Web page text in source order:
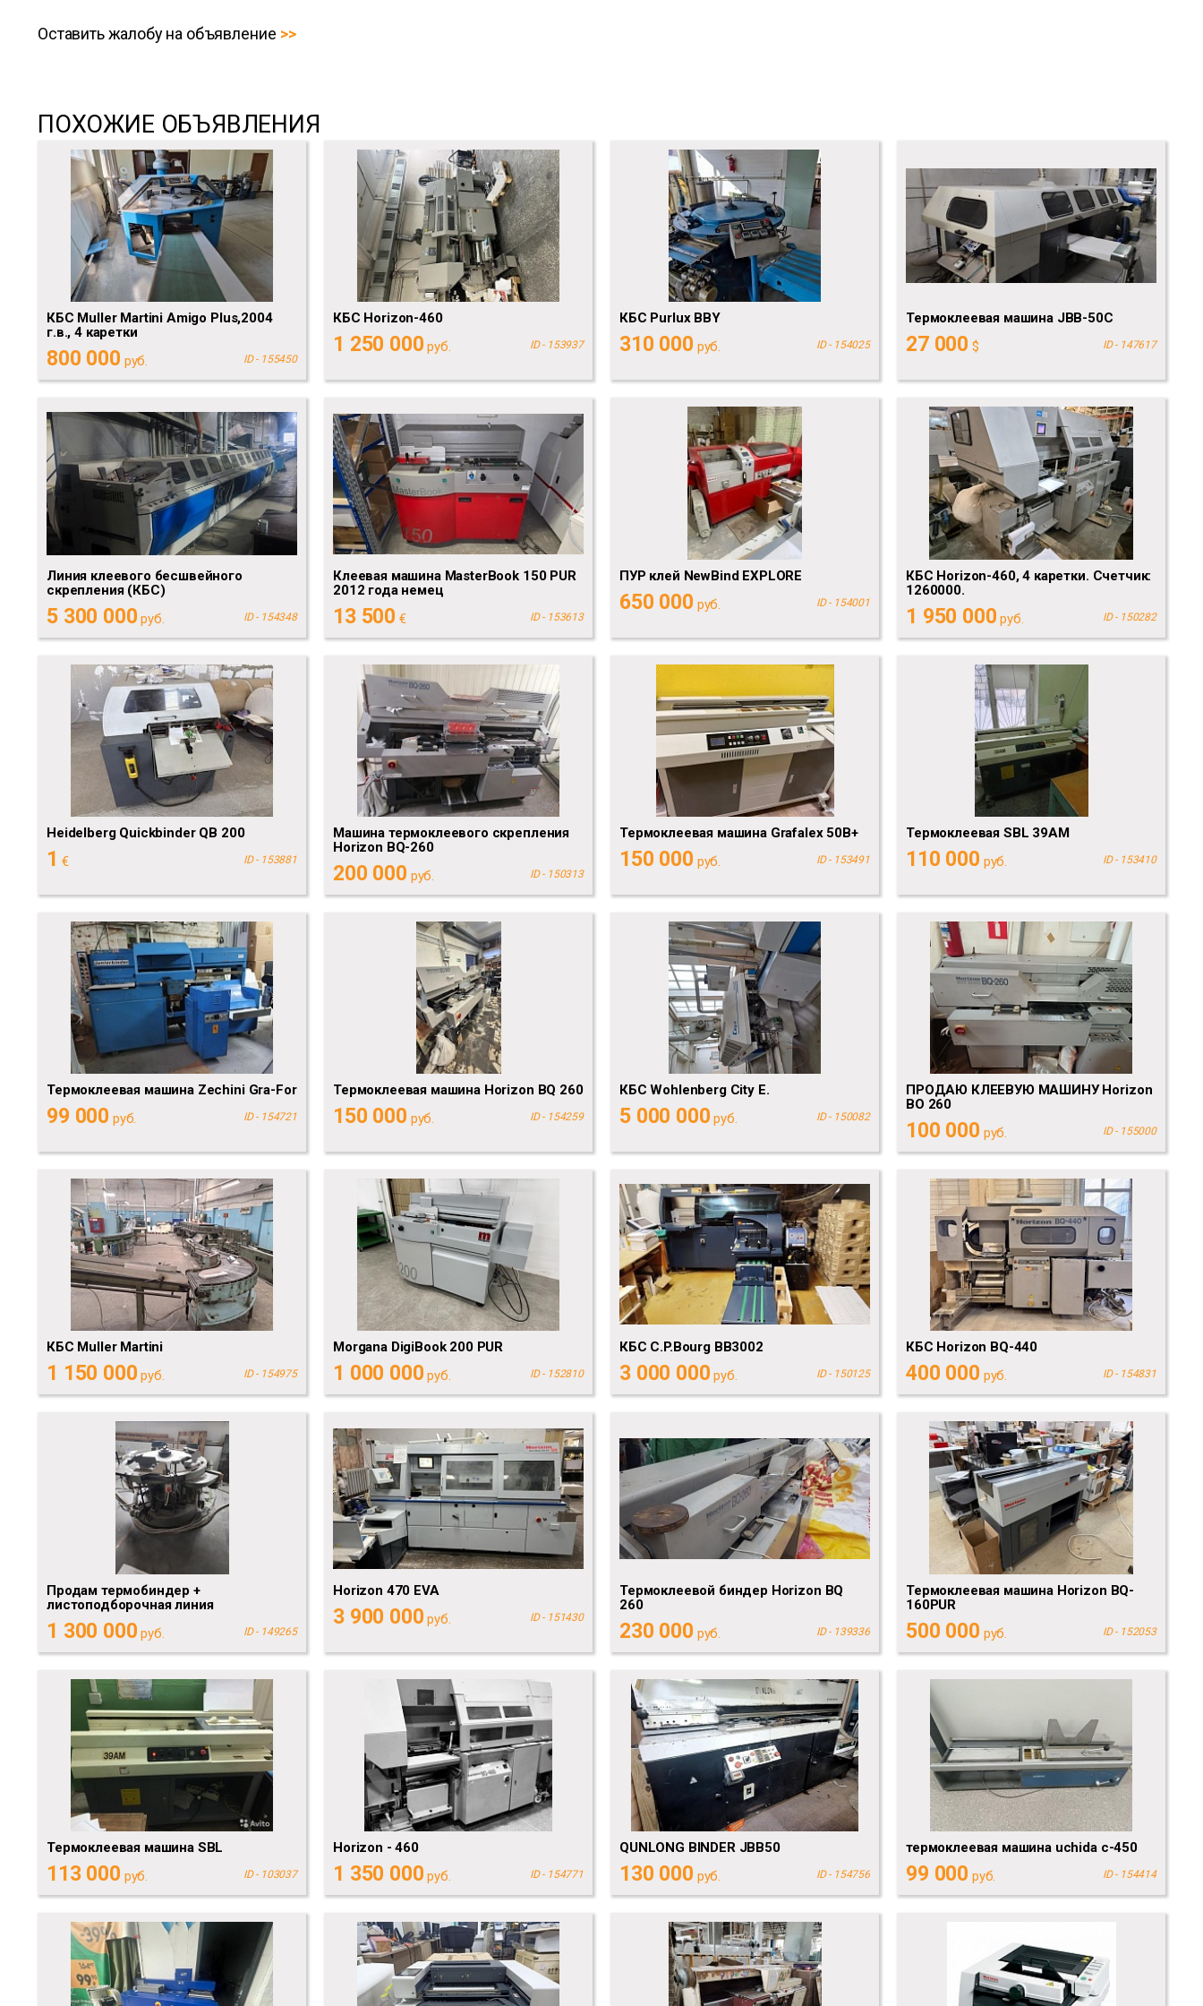
Оставить жалобу на объявление
ПОХОЖИЕ ОБЪЯВЛЕНИЯ
КБС Muller Martini Amigo Plus,2004
г.в., 4 каретки
800 000 руб. ID - 155450
КБС Horizon-460
1 250 000 руб. ID - 153937
КБС Purlux BBY
310 000 руб. ID - 154025
Термоклеевая машина JBB-50C
27 000 $ ID - 147617
Линия клеевого бесшвейного
скрепления (КБС)
5 300 000 руб. ID - 154348
Клеевая машина MasterBook 150 PUR
2012 года немец
13 500 € ID - 153613
ПУР клей NewBind EXPLORE
650 000 руб. ID - 154001
КБС Horizon-460, 4 каретки. Счетчик:
1260000.
1 950 000 руб. ID - 150282
Heidelberg Quickbinder QB 200
1 € ID - 153881
Машина термоклеевого скрепления
Horizon BQ-260
200 000 руб. ID - 150313
Термоклеевая машина Grafalex 50B+
150 000 руб. ID - 153491
Термоклеевая SBL 39AM
110 000 руб. ID - 153410
Термоклеевая машина Zechini Gra-For
99 000 руб. ID - 154721
Термоклеевая машина Horizon BQ 260
150 000 руб. ID - 154259
КБС Wohlenberg City E.
5 000 000 руб. ID - 150082
ПРОДАЮ КЛЕЕВУЮ МАШИНУ Horizon
BO 260
100 000 руб. ID - 155000
КБС Muller Martini
1 150 000 руб. ID - 154975
Morgana DigiBook 200 PUR
1 000 000 руб. ID - 152810
КБС C.P.Bourg BB3002
3 000 000 руб. ID - 150125
КБС Horizon BQ-440
400 000 руб. ID - 154831
Продам термобиндер +
листоподборочная линия
1 300 000 руб. ID - 149265
Horizon 470 EVA
3 900 000 руб. ID - 151430
Термоклеевой биндер Horizon BQ
260
230 000 руб. ID - 139336
Термоклеевая машина Horizon BQ-
160PUR
500 000 руб. ID - 152053
Термоклеевая машина SBL
113 000 руб. ID - 103037
Horizon - 460
1 350 000 руб. ID - 154771
QUNLONG BINDER JBB50
130 000 руб. ID - 154756
термоклеевая машина uchida c-450
99 000 руб. ID - 154414